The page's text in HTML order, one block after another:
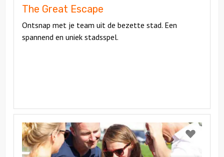
The Great Escape
Ontsnap met je team uit de bezette stad. Een
spannend en uniek stadsspel.
Bekijk
Bekijk
Citygame